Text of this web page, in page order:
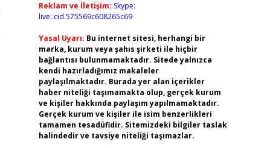
Reklam ve İletişim: Skype:
live:.cid.575569c608265c69
Yasal Uyarı: Bu internet sitesi, herhangi bir
marka, kurum veya şahıs şirketi ile hiçbir
bağlantısı bulunmamaktadır. Sitede yalnızca
kendi hazırladığımız makaleler
paylaşılmaktadır. Burada yer alan içerikler
haber niteliği taşımamakta olup, gerçek kurum
ve kişiler hakkında paylaşım yapılmamaktadır.
Gerçek kurum ve kişiler ile isim benzerlikleri
tamamen tesadüfidir. Sitemizdeki bilgiler taslak
halindedir ve tavsiye niteliği taşımazlar.